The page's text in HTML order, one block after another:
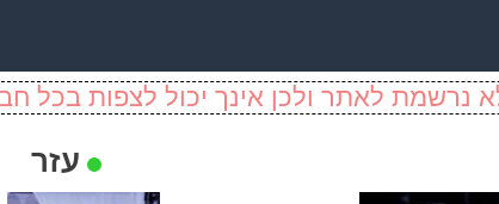
נרשמת לאתר ולכן אינך יכול לצפות בכל
עזר